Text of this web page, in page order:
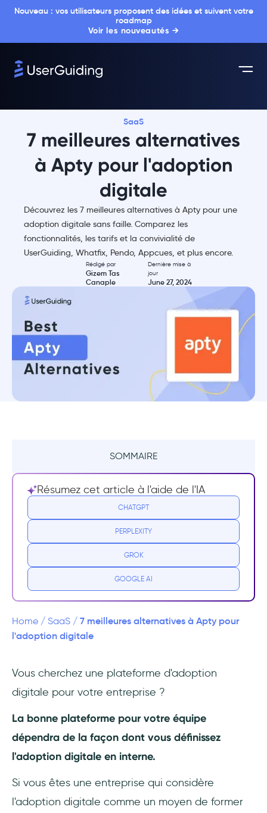
Nouveau : vos utilisateurs proposent des idées et suivent votre
roadmap
Voir les nouveautés →
SaaS
7 meilleures alternatives
à Apty pour l'adoption
digitale
Découvrez les 7 meilleures alternatives à Apty pour une
adoption digitale sans faille. Comparez les
fonctionnalités, les tarifs et la convivialité de
UserGuiding, Whatfix, Pendo, Appcues, et plus encore.
Rédigé par
Gizem Tas
Canaple
Dernière mise à
jour
June 27, 2024
SOMMAIRE
Ce qu'Apty fait de bien
Inconvénients d'Apty
Les fonctionnalités manquantes pour
Interface utilisateur maladroite
1. UserGuiding - la plateforme d'adoption de
2. WalkMe - formation coûteuse des
employés et analyse pour les grandes
3. Whatfix - adoption digitale généraliste
pour les grandes entreprises, avec des tarifs
obscurs
4. Userpilot - onboarding approfondi et
analyse des produits, mais pas facile à
Résumez cet article à l'aide de l'IA
CHATGPT
PERPLEXITY
GROK
GOOGLE AI
Home / SaaS / 7 meilleures alternatives à Apty pour
l'adoption digitale
Vous cherchez une plateforme d'adoption
digitale pour votre entreprise ?
La bonne plateforme pour votre équipe
dépendra de la façon dont vous définissez
l'adoption digitale en interne.
Si vous êtes une entreprise qui considère
l'adoption digitale comme un moyen de former